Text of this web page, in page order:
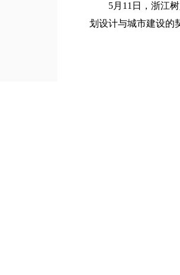
5月11日，浙江
划设计与城市建设的